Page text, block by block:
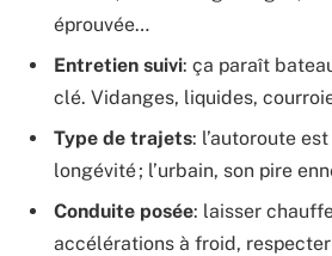
éprouvée…
Entretien suivi: ça paraît
clé. Vidanges, liquides,
Type de trajets: l’autoroute
longévité ; l’urbain, son pire
Conduite posée: laisser
accélérations à froid,